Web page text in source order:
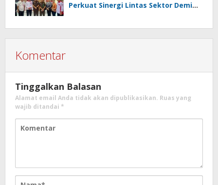
Perkuat Sinergi Lintas Sektor Demi
Komentar
Tinggalkan Balasan
Alamat email Anda tidak akan dipublikasikan. Ruas yang
wajib ditandai *